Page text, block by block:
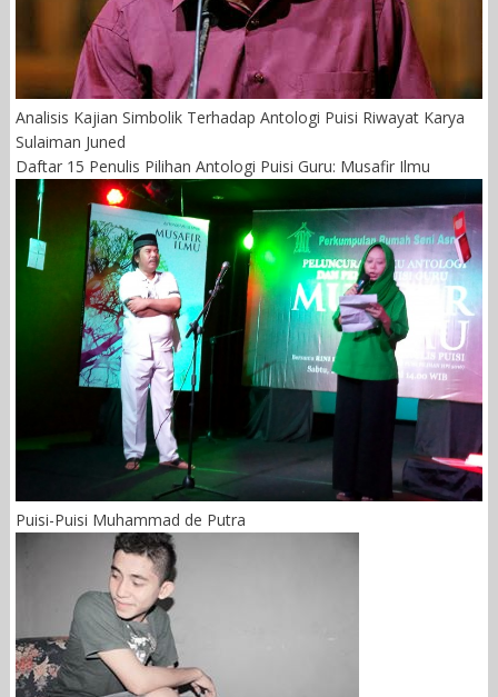
Analisis Kajian Simbolik Terhadap Antologi Puisi Riwayat Karya
Sulaiman Juned
Daftar 15 Penulis Pilihan Antologi Puisi Guru: Musafir Ilmu
Puisi-Puisi Muhammad de Putra